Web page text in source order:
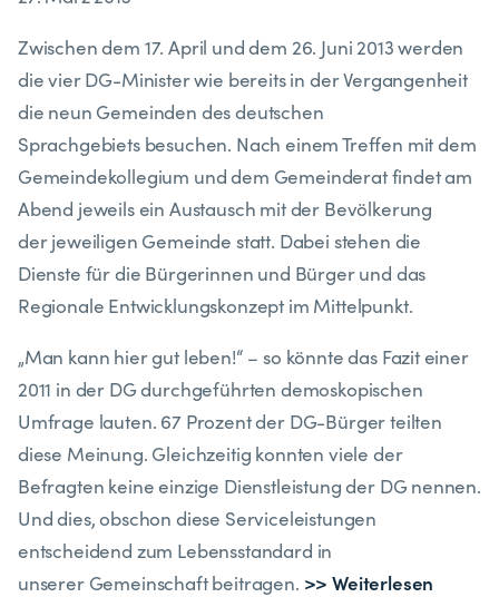
Zwischen dem 17. April und dem 26. Juni 2013 werden
die vier DG-Minister wie bereits in der Vergangenheit
die neun Gemeinden des deutschen
Sprachgebiets besuchen. Nach einem Treffen mit dem
Gemeindekollegium und dem Gemeinderat findet am
Abend jeweils ein Austausch mit der Bevölkerung
der jeweiligen Gemeinde statt. Dabei stehen die
Dienste für die Bürgerinnen und Bürger und das
Regionale Entwicklungskonzept im Mittelpunkt.
„Man kann hier gut leben!“ – so könnte das Fazit einer
2011 in der DG durchgeführten demoskopischen
Umfrage lauten. 67 Prozent der DG-Bürger teilten
diese Meinung. Gleichzeitig konnten viele der
Befragten keine einzige Dienstleistung der DG nennen.
Und dies, obschon diese Serviceleistungen
entscheidend zum Lebensstandard in
unserer Gemeinschaft beitragen. >> Weiterlesen